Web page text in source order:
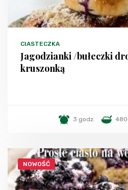
CIASTECZKA
Jagodzianki /bułeczki
kruszonką
3 godz.
NOWOŚĆ